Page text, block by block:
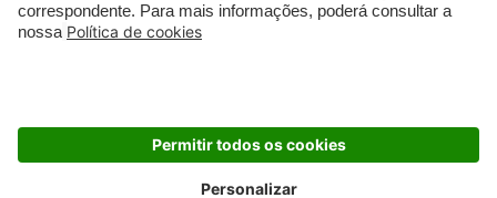
Dermocosmética
Creme Rosto Homem
Embalagens Sustentáveis